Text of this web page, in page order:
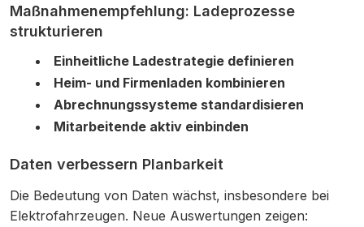
Maßnahmenempfehlung: Ladeprozesse
strukturieren
Einheitliche Ladestrategie definieren
Heim- und Firmenladen kombinieren
Abrechnungssysteme standardisieren
Mitarbeitende aktiv einbinden
Daten verbessern Planbarkeit
Die Bedeutung von Daten wächst, insbesondere bei
Elektrofahrzeugen. Neue Auswertungen zeigen: